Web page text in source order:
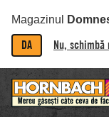
Magazinul
DA Nu, schimbă